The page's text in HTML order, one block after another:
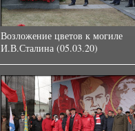
Возложение цветов к могиле
И.В.Сталина (05.03.20)